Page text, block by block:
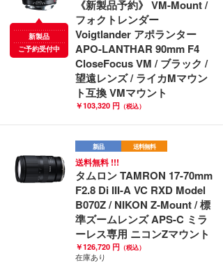
新製品
ご予約受付中
《新製品予約》 VM-Mount /
フォクトレンダー
Voigtlander アポランター
APO-LANTHAR 90mm F4
CloseFocus VM / ブラック /
望遠レンズ / ライカMマウン
ト互換 VMマウント
￥103,320 円 （税込）
新品 送料無料
送料無料 !!!
タムロン TAMRON 17-70mm
F2.8 Di III-A VC RXD Model
B070Z / NIKON Z-Mount / 標
準ズームレンズ APS-C ミラ
ーレス専用 ニコンZマウント
￥126,720 円 （税込）
在庫あり